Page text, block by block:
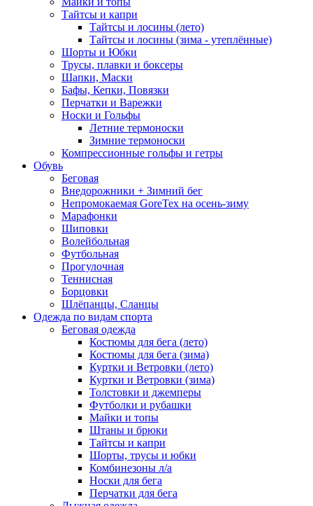
Тайтсы и капри
Тайтсы и лосины (лето)
Тайтсы и лосины (зима - утеплённые)
Шорты и Юбки
Трусы, плавки и боксеры
Шапки, Маски
Бафы, Кепки, Повязки
Перчатки и Варежки
Носки и Гольфы
Летние термоноски
Зимние термоноски
Компрессионные гольфы и гетры
Обувь
Беговая
Внедорожники + Зимний бег
Непромокаемая GoreTex на осень-зиму
Марафонки
Шиповки
Волейбольная
Футбольная
Прогулочная
Теннисная
Борцовки
Шлёпанцы, Сланцы
Одежда по видам спорта
Беговая одежда
Костюмы для бега (лето)
Костюмы для бега (зима)
Куртки и Ветровки (лето)
Куртки и Ветровки (зима)
Толстовки и джемперы
Футболки и рубашки
Майки и топы
Штаны и брюки
Тайтсы и капри
Шорты, трусы и юбки
Комбинезоны л/а
Носки для бега
Перчатки для бега